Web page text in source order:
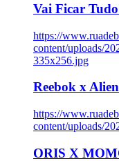
Vai Ficar
https://
content/uploads/
335x256.jpg
Reebok x
https://
content/uploads/
ORIS X